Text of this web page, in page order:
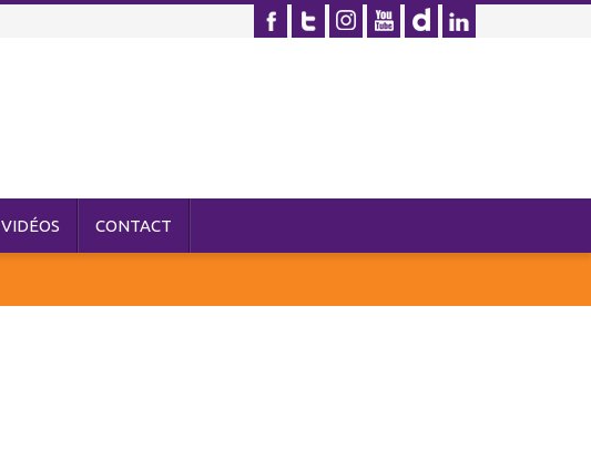
VIDÉOS CONTACT